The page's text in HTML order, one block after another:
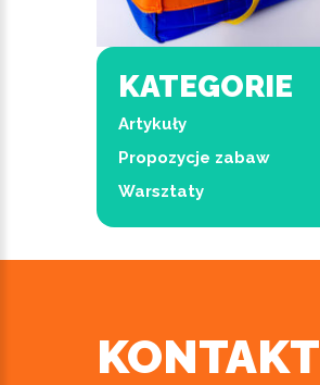
KATEGORIE
Artykuły
Propozycje zabaw
Warsztaty
KONTAKT